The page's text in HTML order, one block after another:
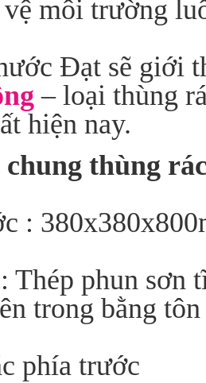
môi trường
Đạt sẽ giới
– loại thùng
hiện nay.
thùng
:
Thép phun sơn
trong bằng
phía trước